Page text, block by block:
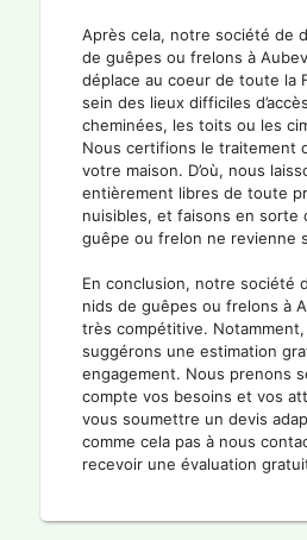
Après cela, notre société de
de guêpes ou frelons à
déplace au coeur de toute la
sein des lieux difficiles
cheminées, les toits ou les
Nous certifions le traitement
votre maison. D’où, nous
entièrement libres de toute
nuisibles, et faisons en sorte
guêpe ou frelon ne revienne
En conclusion, notre société
nids de guêpes ou frelons à
très compétitive.
suggérons une estimation
engagement. Nous prenons
compte vos besoins et vos
vous soumettre un devis
comme cela pas à nous
recevoir une évaluation